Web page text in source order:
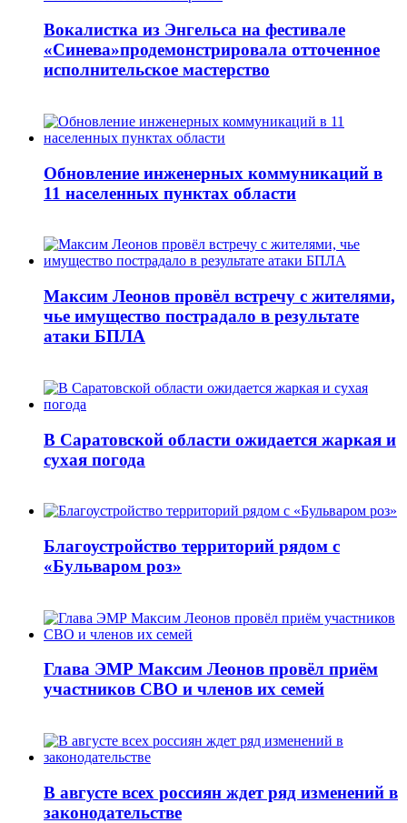
Вокалистка из Энгельса на фестивале
«Синева»продемонстрировала отточенное
исполнительское мастерство
Обновление инженерных коммуникаций в
11 населенных пунктах области
Максим Леонов провёл встречу с жителями,
чье имущество пострадало в результате
атаки БПЛА
В Саратовской области ожидается жаркая и
сухая погода
Благоустройство территорий рядом с
«Бульваром роз»
Глава ЭМР Максим Леонов провёл приём
участников СВО и членов их семей
В августе всех россиян ждет ряд изменений в
законодательстве